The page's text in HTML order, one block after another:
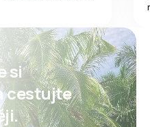
si
cestujte